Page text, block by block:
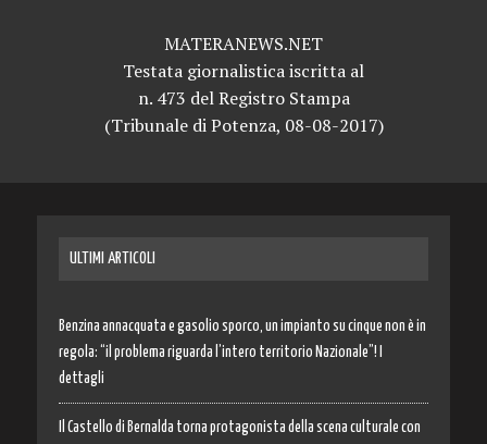
MATERANEWS.NET
Testata giornalistica iscritta al
n. 473 del Registro Stampa
(Tribunale di Potenza, 08-08-2017)
ULTIMI ARTICOLI
Benzina annacquata e gasolio sporco, un impianto su cinque non è in
regola: “il problema riguarda l’intero territorio Nazionale”! I
dettagli
Il Castello di Bernalda torna protagonista della scena culturale con